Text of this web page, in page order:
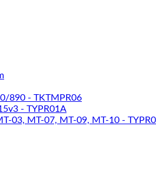
890 - TKTMPR06
- TYPR01A
03, MT-07, MT-09, MT-10 -